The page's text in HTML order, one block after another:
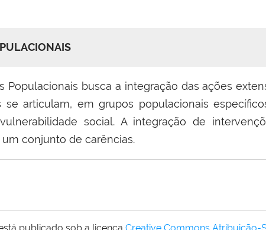
Populacionais busca a integração das ações
se articulam, em grupos populacionais
social. A integração de
conjunto de carências.